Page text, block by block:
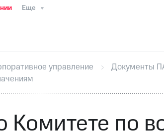
Еще
ИнтервьюФинансовая
секретарьРаскрытие
кабинет акционера
выкупа акцийДивиденды
управление
Документы
Комитете по